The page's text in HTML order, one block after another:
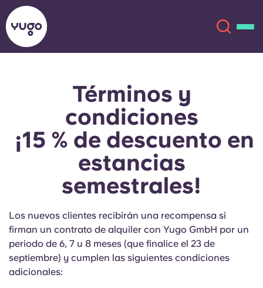
Ubicaciones
Cuenta Idioma
Elige un país
English (GB)
English (US)
Chinese
Català Deutsch
Italian French
Términos y
condiciones
¡15 % de descuento en
estancias
semestrales!
Los nuevos clientes recibirán una recompensa si
firman un contrato de alquiler con Yugo GmbH por un
periodo de 6, 7 u 8 meses (que finalice el 23 de
septiembre) y cumplen las siguientes condiciones
adicionales: